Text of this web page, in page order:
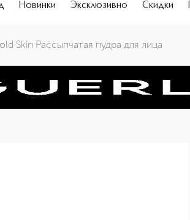
Новинки Эксклюзивно Скидки
Skin Рассыпчатая пудра для лица